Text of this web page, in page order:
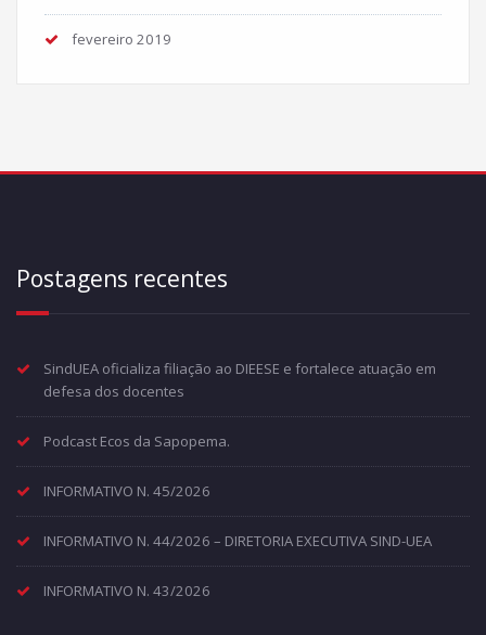
fevereiro 2019
Postagens recentes
SindUEA oficializa filiação ao DIEESE e fortalece atuação em
defesa dos docentes
Podcast Ecos da Sapopema.
INFORMATIVO N. 45/2026
INFORMATIVO N. 44/2026 – DIRETORIA EXECUTIVA SIND-UEA
INFORMATIVO N. 43/2026